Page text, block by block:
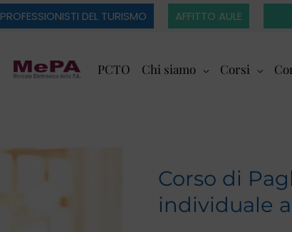
PROFESSIONISTI DEL TURISMO AFFITTO AULE
PCTO Chi siamo Corsi
Corso di
individuale